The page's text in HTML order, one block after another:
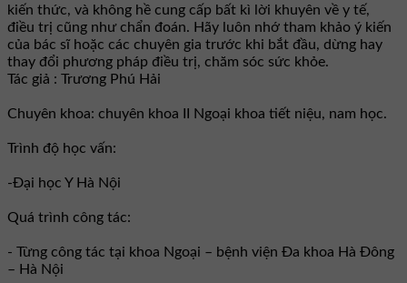
kiến thức, và không hề cung cấp bất kì lời khuyên về y tế,
điều trị cũng như chẩn đoán. Hãy luôn nhớ tham khảo ý kiến
của bác sĩ hoặc các chuyên gia trước khi bắt đầu, dừng hay
thay đổi phương pháp điều trị, chăm sóc sức khỏe.
Tác giả : Trương Phú Hải
Chuyên khoa: chuyên khoa II Ngoại khoa tiết niệu, nam học.
Trình độ học vấn:
-Đại học Y Hà Nội
Quá trình công tác:
- Từng công tác tại khoa Ngoại – bệnh viện Đa khoa Hà Đông
– Hà Nội